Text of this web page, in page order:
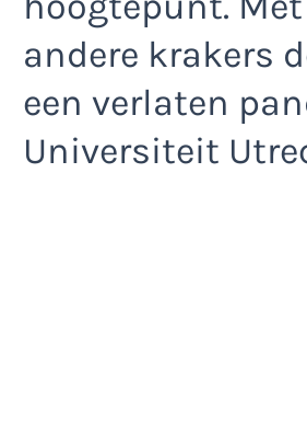
andere krakers
een verlaten
Universiteit